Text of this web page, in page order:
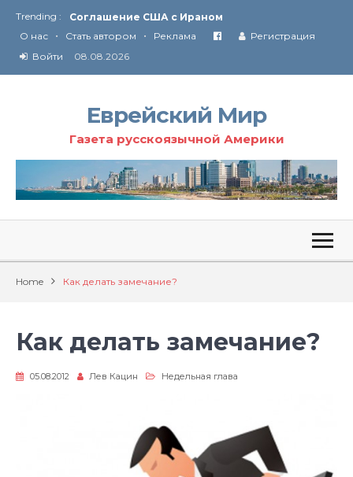
Trending :
Соглашение США с Ираном
Технология Революции в Иране
О нас • Стать автором • Реклама
Регистрация
Войти
08.08.2026
Еврейский Мир
Газета русскоязычной Америки
Home Как делать замечание?
Как делать замечание?
05.08.2012 Лев Кацин Недельная глава